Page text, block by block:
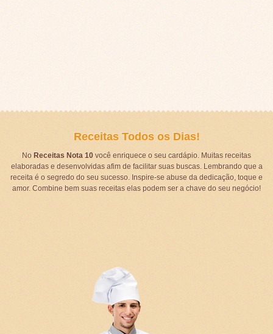
Receitas Todos os Dias!
No Receitas Nota 10você enriquece o seu cardápio. Muitas receitas
elaboradas e desenvolvidas afim de facilitar suas buscas. Lembrando que a
receita é o segredo do seu sucesso. Inspire-se abuse da dedicação, toque e
amor. Combine bem suas receitas elas podem ser a chave do seu negócio!